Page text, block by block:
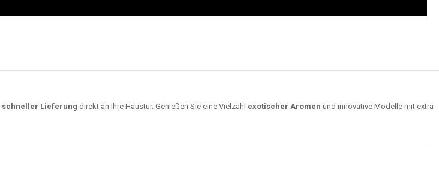
schneller Lieferung direkt an Ihre Haustür. Genießen Sie eine Vielzahl exotischer Aromen und innovative Modelle mit extra